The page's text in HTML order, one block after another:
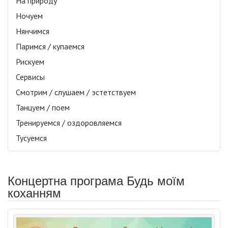
Ночуем
Нянчимся
Паримся / купаемся
Рискуем
Сервисы
Смотрим / слушаем / эстетствуем
Танцуем / поем
Тренируемся / оздоровляемся
Тусуемся
Концертна програма Будь моїм
коханням